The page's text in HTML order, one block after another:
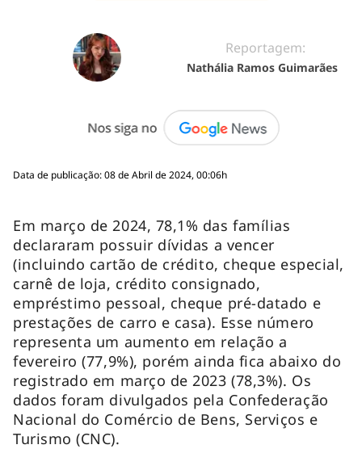
Reportagem:
Nathália Ramos Guimarães
Data de publicação: 08 de Abril de 2024, 00:06h
Em março de 2024, 78,1% das famílias
declararam possuir dívidas a vencer
(incluindo cartão de crédito, cheque especial,
carnê de loja, crédito consignado,
empréstimo pessoal, cheque pré-datado e
prestações de carro e casa). Esse número
representa um aumento em relação a
fevereiro (77,9%), porém ainda fica abaixo do
registrado em março de 2023 (78,3%). Os
dados foram divulgados pela Confederação
Nacional do Comércio de Bens, Serviços e
Turismo (CNC).